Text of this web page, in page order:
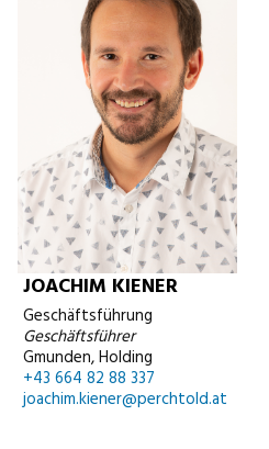
JOACHIM KIENER
Geschäftsführung
Geschäftsführer
Gmunden, Holding
+43 664 82 88 337
joachim.kiener@perchtold.at